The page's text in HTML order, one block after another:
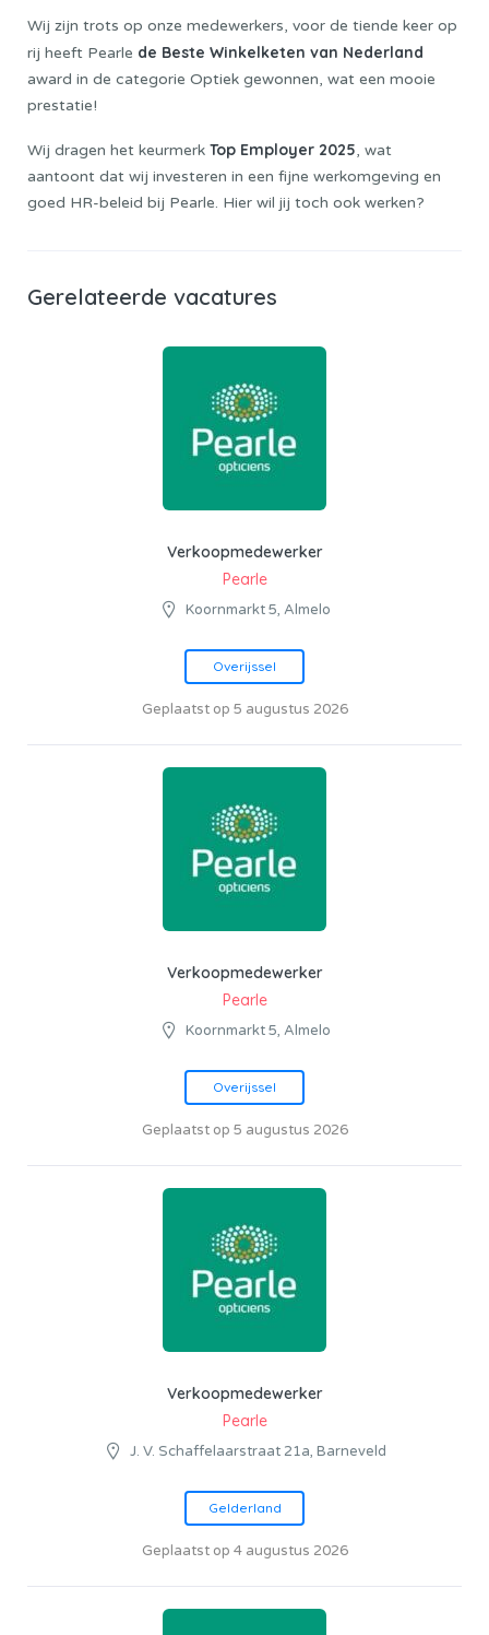
Wij zijn trots op onze medewerkers, voor de tiende keer op
rij heeft Pearle de Beste Winkelketen van Nederland
award in de categorie Optiek gewonnen, wat een mooie
prestatie!
Wij dragen het keurmerk Top Employer 2025, wat
aantoont dat wij investeren in een fijne werkomgeving en
goed HR-beleid bij Pearle. Hier wil jij toch ook werken?
Gerelateerde vacatures
Verkoopmedewerker
Pearle
Koornmarkt 5, Almelo
Overijssel
Geplaatst op 5 augustus 2026
Verkoopmedewerker
Pearle
Koornmarkt 5, Almelo
Overijssel
Geplaatst op 5 augustus 2026
Verkoopmedewerker
Pearle
J. V. Schaffelaarstraat 21a, Barneveld
Gelderland
Geplaatst op 4 augustus 2026